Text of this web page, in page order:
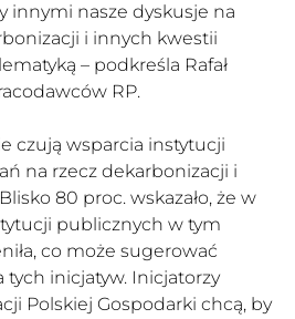
innymi nasze dyskusje na
i innych kwestii
– podkreśla Rafał
RP.
czują wsparcia instytucji
na rzecz dekarbonizacji i
80 proc. wskazało, że w
publicznych w tym
co może sugerować
inicjatyw. Inicjatorzy
Polskiej Gospodarki chcą, by